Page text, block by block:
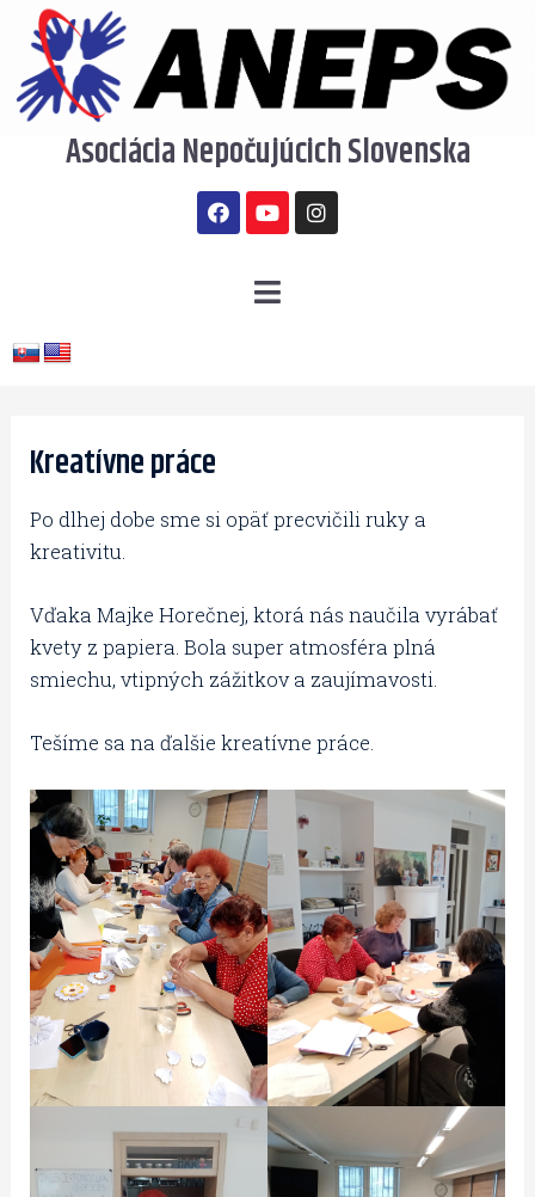
Preskočiť
obsah
Asociácia Nepočujúcich Slovenska
a
c
e
o
u
t
b
e
n
s
t
Menu
Kreatívne práce
Po dlhej dobe sme si opäť precvičili ruky a
kreativitu.
Vďaka Majke Horečnej, ktorá nás naučila vyrábať
kvety z papiera. Bola super atmosféra plná
smiechu, vtipných zážitkov a zaujímavosti.
Tešíme sa na ďalšie kreatívne práce.